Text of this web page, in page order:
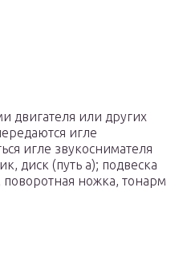
двигателя или других
игле
игле звукоснимателя
диск (путь а); подвеска
поворотная ножка, тонарм